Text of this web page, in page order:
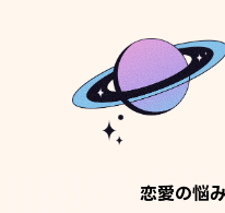
恋愛の悩